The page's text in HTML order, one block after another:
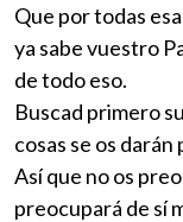
Que por todas
ya sabe vuestro
de todo eso.
Buscad primero
cosas se os
Así que no os
preocupará de sí